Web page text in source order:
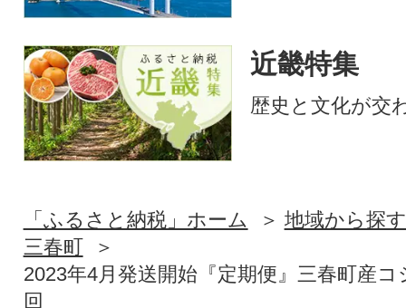
近畿特集
歴史と文化が交
「ふるさと納税」ホーム
地域から探す
三春町
2023年4月発送開始『定期便』三春町産
回